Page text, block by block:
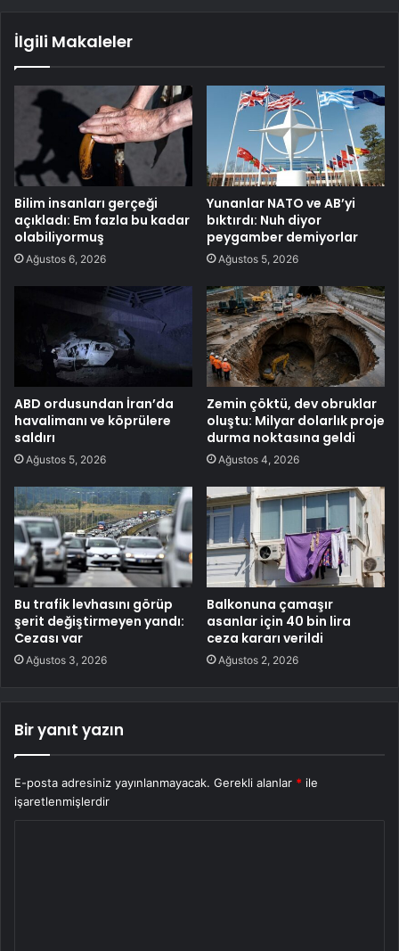
İlgili Makaleler
Bilim insanları gerçeği
açıkladı: Em fazla bu kadar
olabiliyormuş
Ağustos 6, 2026
Yunanlar NATO ve AB’yi
bıktırdı: Nuh diyor
peygamber demiyorlar
Ağustos 5, 2026
ABD ordusundan İran’da
havalimanı ve köprülere
saldırı
Ağustos 5, 2026
Zemin çöktü, dev obruklar
oluştu: Milyar dolarlık proje
durma noktasına geldi
Ağustos 4, 2026
Bu trafik levhasını görüp
şerit değiştirmeyen yandı:
Cezası var
Ağustos 3, 2026
Balkonuna çamaşır
asanlar için 40 bin lira
ceza kararı verildi
Ağustos 2, 2026
Bir yanıt yazın
E-posta adresiniz yayınlanmayacak. Gerekli alanlar * ile
işaretlenmişlerdir